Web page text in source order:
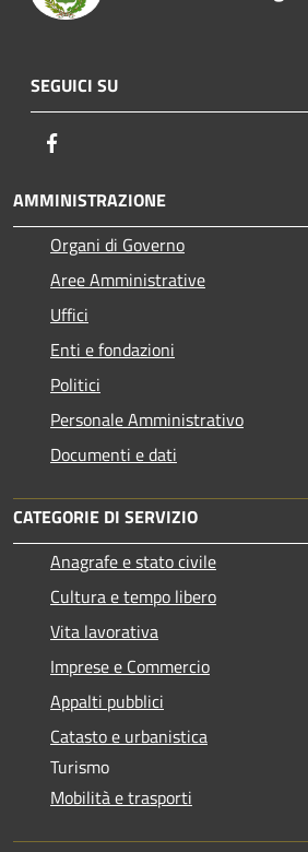
SEGUICI SU
AMMINISTRAZIONE
Organi di Governo
Aree Amministrative
Uffici
Enti e fondazioni
Politici
Personale Amministrativo
Documenti e dati
CATEGORIE DI SERVIZIO
Anagrafe e stato civile
Cultura e tempo libero
Vita lavorativa
Imprese e Commercio
Appalti pubblici
Catasto e urbanistica
Turismo
Mobilità e trasporti